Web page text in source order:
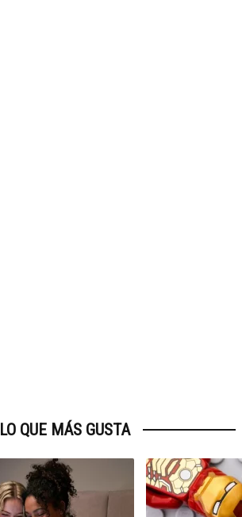
LO QUE MÁS GUSTA